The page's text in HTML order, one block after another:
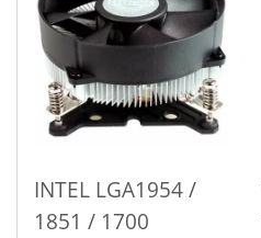
INTEL LGA1954 /
1851 / 1700